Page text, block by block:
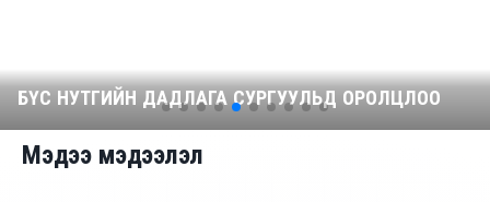
БҮС НУТГИЙН ДАДЛАГА СУРГУУЛЬД ОРОЛЦЛОО
Мэдээ мэдээлэл